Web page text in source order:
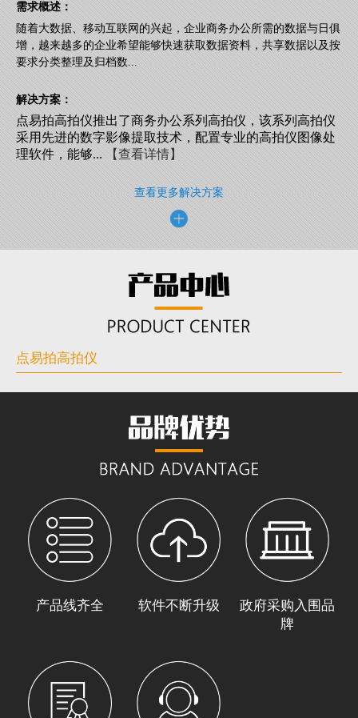
需求概述：
随着大数据、移动互联网的兴起，企业商务办公所需的数据与日俱
增，越来越多的企业希望能够快速获取数据资料，共享数据以及按
要求分类整理及归档数...
解决方案：
点易拍高拍仪推出了商务办公系列高拍仪，该系列高拍仪
采用先进的数字影像提取技术，配置专业的高拍仪图像处
理软件，能够...【查看详情】
查看更多解决方案
点易拍高拍仪
产品线齐全 软件不断升级
政府采购入围品
牌